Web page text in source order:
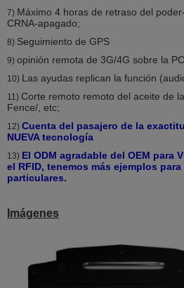
7) Máximo 4 horas de retraso del
CRNA-apagado;
8) Seguimiento de GPS
9) opinión remota de 3G/4G sobre la
10) Las ayudas replican la función
11) Corte remoto remoto del aceite de
Fence/, etc;
12) Cuenta del pasajero de la
NUEVA tecnología
13) El ODM agradable del OEM para
el RFID, tenemos más ejemplos
particulares.
Imágenes